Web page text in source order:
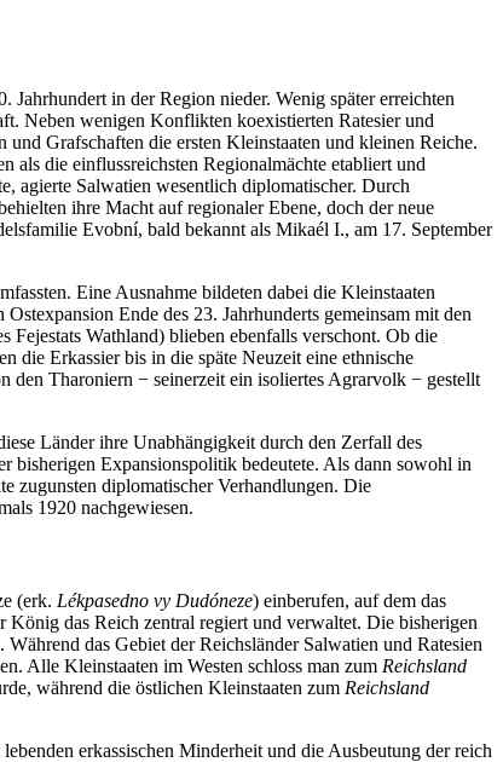
Jahrhundert in der Region nieder. Wenig später erreichten
Neben wenigen Konflikten koexistierten Ratesier und
Grafschaften die ersten Kleinstaaten und kleinen Reiche.
als die einflussreichsten Regionalmächte etabliert und
agierte Salwatien wesentlich diplomatischer. Durch
ihre Macht auf regionaler Ebene, doch der neue
Evobní, bald bekannt als Mikaél I., am 17. September
Eine Ausnahme bildeten dabei die Kleinstaaten
Ende des 23. Jahrhunderts gemeinsam mit den
Fejestats Wathland) blieben ebenfalls verschont. Ob die
die Erkassier bis in die späte Neuzeit eine ethnische
den Tharoniern − seinerzeit ein isoliertes Agrarvolk − gestellt
Länder ihre Unabhängigkeit durch den Zerfall des
bisherigen Expansionspolitik bedeutete. Als dann sowohl in
zugunsten diplomatischer Verhandlungen. Die
1920 nachgewiesen.
(erk. Lékpasedno vy Dudóneze) einberufen, auf dem das
König das Reich zentral regiert und verwaltet. Die bisherigen
das Gebiet der Reichsländer Salwatien und Ratesien
Alle Kleinstaaten im Westen schloss man zum Reichsland
während die östlichen Kleinstaaten zum Reichsland
erkassischen Minderheit und die Ausbeutung der reich